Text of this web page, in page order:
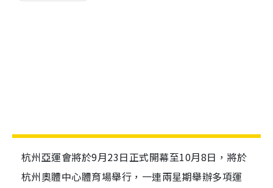
杭州亞運會將於9月23日正式開幕至10月8日，將於
杭州奧體中心體育場舉行，一連兩星期舉辦多項運